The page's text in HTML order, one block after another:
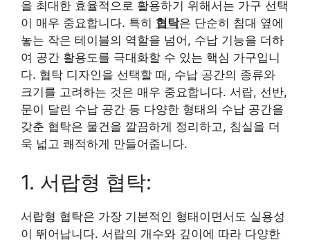
을 최대한 효율적으로 활용하기 위해서는 가구 선택
이 매우 중요합니다. 특히 협탁은 단순히 침대 옆에
놓는 작은 테이블의 역할을 넘어, 수납 기능을 더하
여 공간 활용도를 극대화할 수 있는 핵심 가구입니
다. 협탁 디자인을 선택할 때, 수납 공간의 종류와
크기를 고려하는 것은 매우 중요합니다. 서랍, 선반,
문이 달린 수납 공간 등 다양한 형태의 수납 공간을
갖춘 협탁은 물건을 깔끔하게 정리하고, 침실을 더
욱 넓고 쾌적하게 만들어줍니다.
1. 서랍형 협탁:
서랍형 협탁은 가장 기본적인 형태이면서도 실용성
이 뛰어납니다. 서랍의 개수와 깊이에 따라 다양한